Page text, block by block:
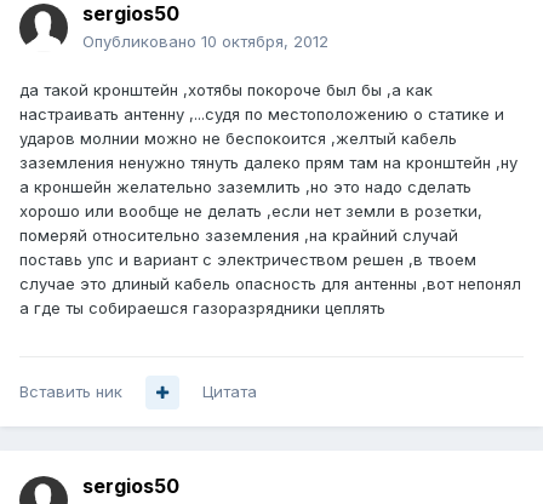
sergios50
Опубликовано 10 октября, 2012
да такой кронштейн ,хотябы покороче был бы ,а как
настраивать антенну ,...судя по местоположению о статике и
ударов молнии можно не беспокоится ,желтый кабель
заземления ненужно тянуть далеко прям там на кронштейн ,ну
а кроншейн желательно заземлить ,но это надо сделать
хорошо или вообще не делать ,если нет земли в розетки,
померяй относительно заземления ,на крайний случай
поставь упс и вариант с электричеством решен ,в твоем
случае это длиный кабель опасность для антенны ,вот непонял
а где ты собираешся газоразрядники цеплять
Вставить ник Цитата
sergios50